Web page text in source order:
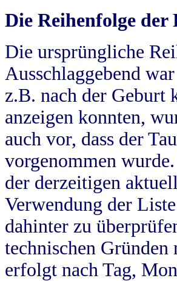
Die Reihenfolge der
Die ursprüngliche
Ausschlaggebend
z.B. nach der Geburt
anzeigen konnten,
auch vor, dass der
vorgenommen
der derzeitigen
Verwendung der
dahinter zu
technischen
erfolgt nach Tag,